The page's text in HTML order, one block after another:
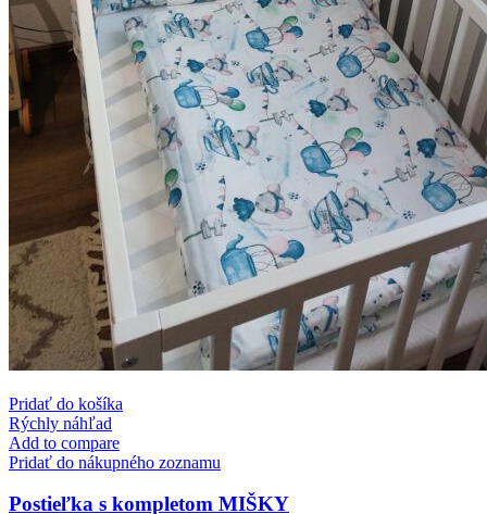
Pridať do košíka
Rýchly náhľad
Add to compare
Pridať do nákupného zoznamu
Postieľka s kompletom MIŠKY